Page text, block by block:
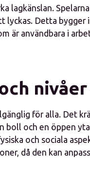
lagkänslan.
lyckas. Detta bygger
är användbara i
nivåer
för alla. Det
boll och en öppen
och sociala
då den kan